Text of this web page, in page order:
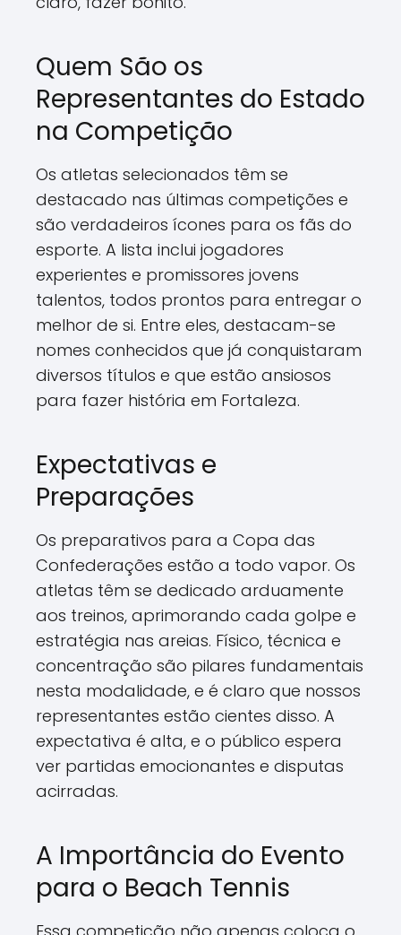
Quem São os
Representantes do Estado
na Competição
Os atletas selecionados têm se
destacado nas últimas competições e
são verdadeiros ícones para os fãs do
esporte. A lista inclui jogadores
experientes e promissores jovens
talentos, todos prontos para entregar o
melhor de si. Entre eles, destacam-se
nomes conhecidos que já conquistaram
diversos títulos e que estão ansiosos
para fazer história em Fortaleza.
Expectativas e
Preparações
Os preparativos para a Copa das
Confederações estão a todo vapor. Os
atletas têm se dedicado arduamente
aos treinos, aprimorando cada golpe e
estratégia nas areias. Físico, técnica e
concentração são pilares fundamentais
nesta modalidade, e é claro que nossos
representantes estão cientes disso. A
expectativa é alta, e o público espera
ver partidas emocionantes e disputas
acirradas.
A Importância do Evento
para o Beach Tennis